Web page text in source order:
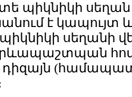
պիկնիկի
է կապույտ և
սեղանի